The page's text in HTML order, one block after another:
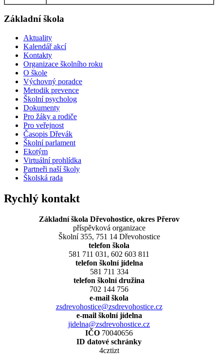
Základní škola
Aktuality
Kalendář akcí
Kontakty
Organizace školního roku
O škole
Výchovný poradce
Metodik prevence
Školní psycholog
Dokumenty
Pro žáky a rodiče
Pro veřejnost
Časopis Dřevák
Školní parlament
Ekotým
Virtuální prohlídka
Partneři naší školy
Školská rada
Rychlý kontakt
Základní škola Dřevohostice, okres Přerov
příspěvková organizace
Školní 355, 751 14 Dřevohostice
telefon škola
581 711 031, 602 603 811
telefon školní jídelna
581 711 334
telefon školní družina
702 144 756
e-mail škola
zsdrevohostice@zsdrevohostice.cz
e-mail školní jídelna
jidelna@zsdrevohostice.cz
IČO 70040656
ID datové schránky
4cztizt